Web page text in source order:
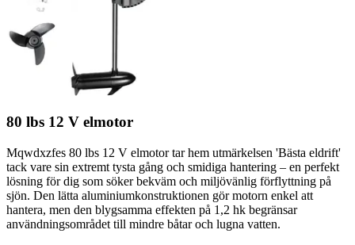
80 lbs 12 V elmotor
Mqwdxzfes 80 lbs 12 V elmotor tar hem utmärkelsen 'Bästa eldrift'
tack vare sin extremt tysta gång och smidiga hantering – en perfekt
lösning för dig som söker bekväm och miljövänlig förflyttning på
sjön. Den lätta aluminiumkonstruktionen gör motorn enkel att
hantera, men den blygsamma effekten på 1,2 hk begränsar
användningsområdet till mindre båtar och lugna vatten.